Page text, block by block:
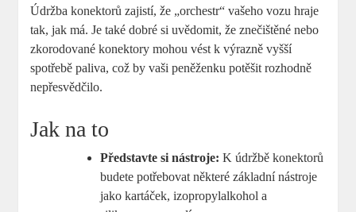
Údržba konektorů zajistí, že „orchestr“ vašeho vozu hraje
tak, jak má. Je také dobré si uvědomit, že znečištěné nebo
zkorodované konektory mohou vést k výrazně vyšší
spotřebě paliva, což by vaši peněženku potěšit rozhodně
nepřesvědčilo.
Jak na to
Představte si nástroje: K údržbě konektorů
budete potřebovat některé základní nástroje
jako kartáček, izopropylalkohol a